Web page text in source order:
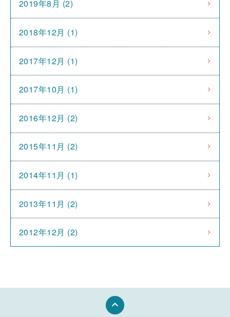
2019年8月 (2)
2018年12月 (1)
2017年12月 (1)
2017年10月 (1)
2016年12月 (2)
2015年11月 (2)
2014年11月 (1)
2013年11月 (2)
2012年12月 (2)
keyboard_arrow_up